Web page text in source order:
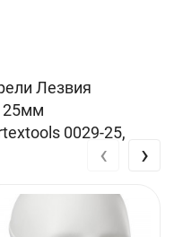
Лезвия
25мм
0029-25,
‹ ›